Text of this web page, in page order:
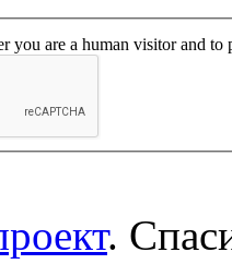
you are a human visitor and to
.